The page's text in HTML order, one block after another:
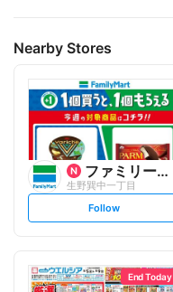
Nearby Stores
ファミリーマート
生野巽中一丁目
s
t
l
o
w
Follow
End Today